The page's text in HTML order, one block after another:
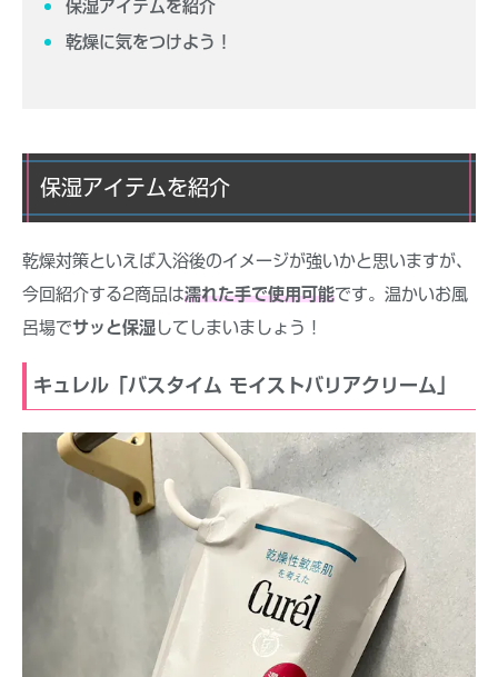
保湿アイテムを紹介
乾燥に気をつけよう！
保湿アイテムを紹介
乾燥対策といえば入浴後のイメージが強いかと思いますが、
今回紹介する2商品は濡れた手で使用可能です。温かいお風
呂場でサッと保湿 してしまいましょう！
キュレル「バスタイム モイストバリアクリーム」